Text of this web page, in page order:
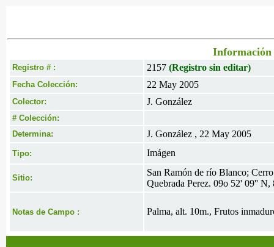
Información
Registro # : 2157 (Registro sin editar)
Fecha Colección: 22 May 2005
Colector: J. González
# Colección:
Determina:
J. González , 22 May 2005
Tipo: Imágen
Sitio:
San Ramón de río Blanco;
Quebrada Perez. 09o 52' 09''
Notas de Campo : Palma, alt. 10m., Frutos